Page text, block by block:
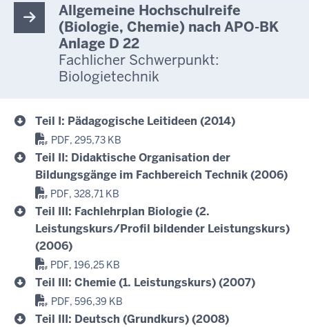
Allgemeine Hochschulreife
(Biologie, Chemie) nach APO-BK
Anlage D 22
Fachlicher Schwerpunkt:
Biologietechnik
Teil I: Pädagogische Leitideen (2014)
PDF, 295,73 KB
Teil II: Didaktische Organisation der
Bildungsgänge im Fachbereich Technik (2006)
PDF, 328,71 KB
Teil III: Fachlehrplan Biologie (2.
Leistungskurs/Profil bildender Leistungskurs)
(2006)
PDF, 196,25 KB
Teil III: Chemie (1. Leistungskurs) (2007)
PDF, 596,39 KB
Teil III: Deutsch (Grundkurs) (2008)